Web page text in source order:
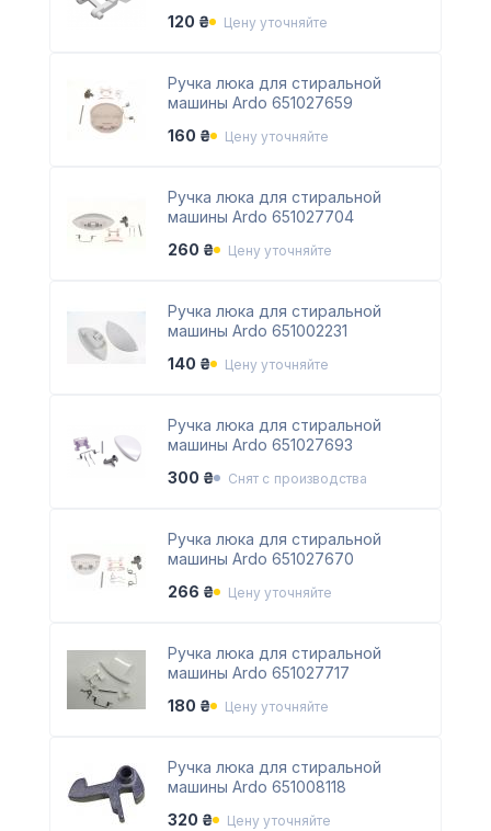
120 ₴
Цену уточняйте
Ручка люка для стиральной
машины Ardo 651027659
160 ₴
Цену уточняйте
Ручка люка для стиральной
машины Ardo 651027704
260 ₴
Цену уточняйте
Ручка люка для стиральной
машины Ardo 651002231
140 ₴
Цену уточняйте
Ручка люка для стиральной
машины Ardo 651027693
300 ₴
Снят с производства
Ручка люка для стиральной
машины Ardo 651027670
266 ₴
Цену уточняйте
Ручка люка для стиральной
машины Ardo 651027717
180 ₴
Цену уточняйте
Ручка люка для стиральной
машины Ardo 651008118
320 ₴
Цену уточняйте